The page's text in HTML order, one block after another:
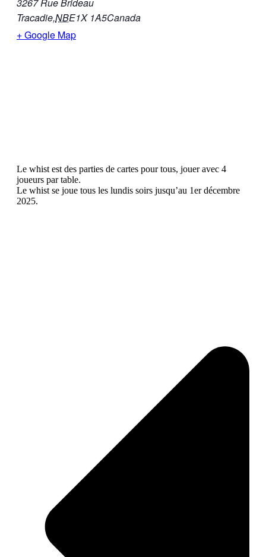
3267 Rue Brideau
Tracadie,NBE1X 1A5Canada
+ Google Map
Le whist est des parties de cartes pour tous, jouer avec 4
joueurs par table.
Le whist se joue tous les lundis soirs jusqu’au 1er décembre
2025.